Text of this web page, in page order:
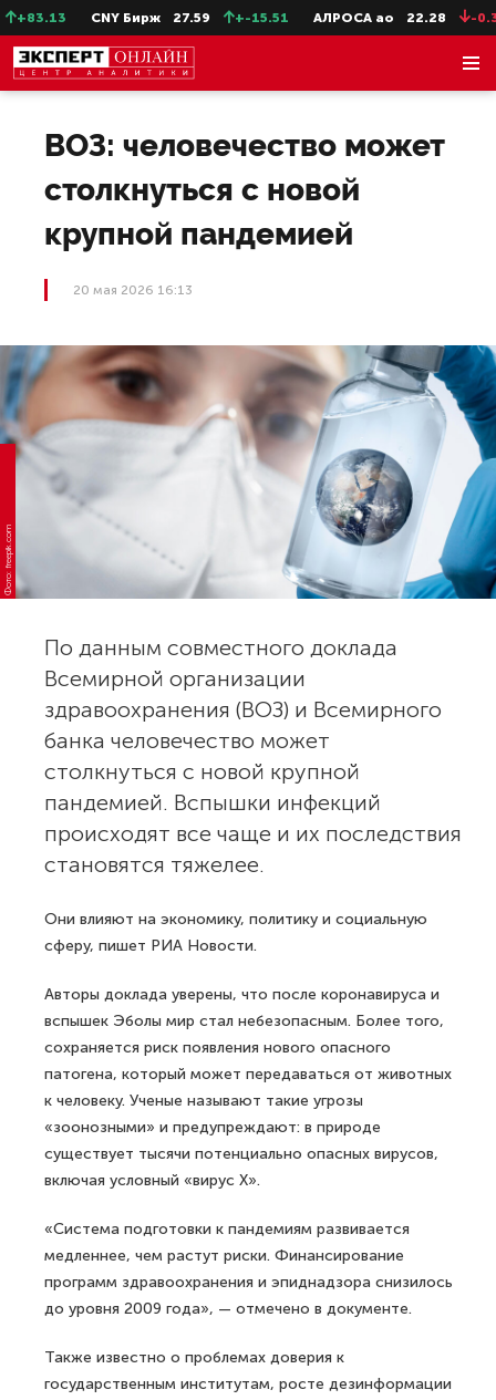
CNY Бирж 27.59 +-15.51 АЛРОСА ао 22.28 -0.31
ВОЗ: человечество может
столкнуться с новой
крупной пандемией
20 мая 2026 16:13
Фото: freepik.com
По данным совместного доклада
Всемирной организации
здравоохранения (ВОЗ) и Всемирного
банка человечество может
столкнуться с новой крупной
пандемией. Вспышки инфекций
происходят все чаще и их последствия
становятся тяжелее.
Они влияют на экономику, политику и социальную
сферу, пишет РИА Новости.
Авторы доклада уверены, что после коронавируса и
вспышек Эболы мир стал небезопасным. Более того,
сохраняется риск появления нового опасного
патогена, который может передаваться от животных
к человеку. Ученые называют такие угрозы
«зоонозными» и предупреждают: в природе
существует тысячи потенциально опасных вирусов,
включая условный «вирус X».
«Система подготовки к пандемиям развивается
медленнее, чем растут риски. Финансирование
программ здравоохранения и эпиднадзора снизилось
до уровня 2009 года», — отмечено в документе.
Также известно о проблемах доверия к
государственным институтам, росте дезинформации